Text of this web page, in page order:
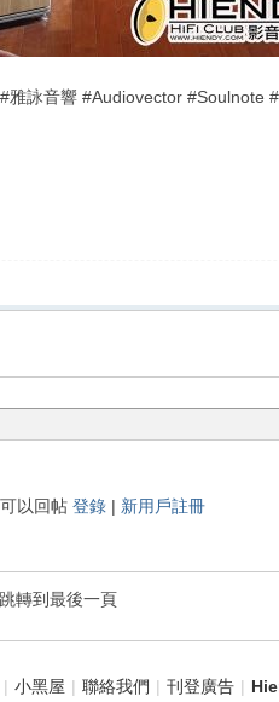
詠音響 #Audiovector #Soulnote
以回帖 登錄| 新用戶註冊
轉到最後一頁
| 小黑屋 | 聯絡我們 | 刊登廣告 |